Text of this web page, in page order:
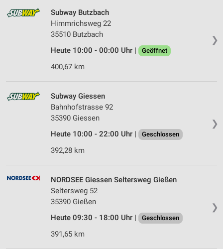
❯
Subway Butzbach
Himmrichsweg 22
35510 Butzbach
Heute 10:00 - 00:00 Uhr |
Geöffnet
400,67 km
❯
Subway Giessen
Bahnhofstrasse 92
35390 Giessen
Heute 10:00 - 22:00 Uhr |
Geschlossen
392,28 km
❯
NORDSEE Giessen Seltersweg Gießen
Seltersweg 52
35390 Gießen
Heute 09:30 - 18:00 Uhr |
Geschlossen
391,65 km